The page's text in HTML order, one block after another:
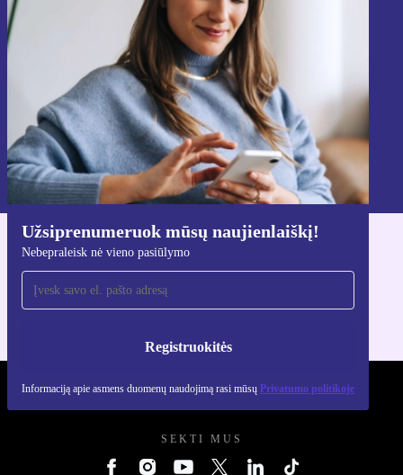
Užsiprenumeruok mūsų naujienlaiškį!
Nebepraleisk nė vieno pasiūlymo
Registruokitės
Informaciją apie asmens duomenų naudojimą rasi mūsų Privatumo politikoje
Nebepraleisk nė vieno pasiūlymo.
Registruokitės
Informaciją apie asmens duomenų naudojimą rasi mūsų
Privatumo politikoje
Atsisiųsti refurbed programėlę
Skirta iOS ir Android
REFURBED LIETUVA - RETHINK NEW.
SEKTI MUS